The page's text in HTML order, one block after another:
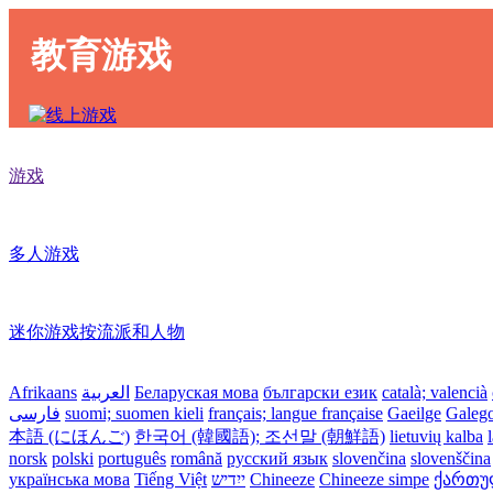
教育游戏
游戏
多人游戏
迷你游戏按流派和人物
Afrikaans العربية Беларуская мова български език català; valencià
فارسی suomi; suomen kieli français; langue française Gaeilge
本語 (にほんご) 한국어 (韓國語); 조선말 (朝鮮語) lietuvių kalba
norsk polski português română русский язык slovenčina slovenščina
українська мова Tiếng Việt ייִדיש Chineeze Chineeze simpe